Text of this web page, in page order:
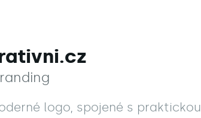
logo, spojené s praktickou